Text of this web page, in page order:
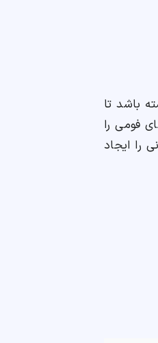
بالش باید ارتفاعی حدود 10 تا 15 سانتی‌متر داشته باشد تا
فومی را
عضلانی را ایجاد